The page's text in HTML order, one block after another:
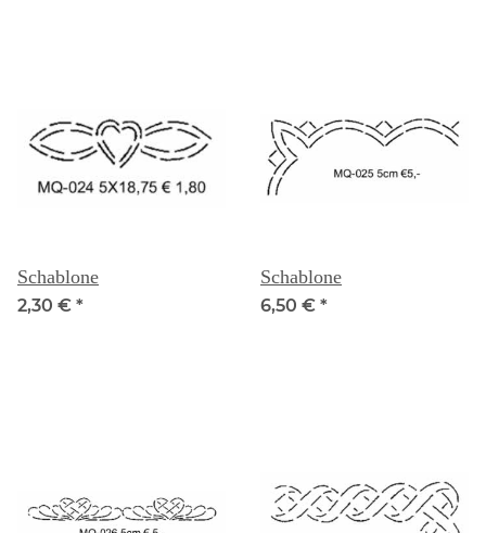
Schablone
2,30 € *
Schablone
6,50 € *